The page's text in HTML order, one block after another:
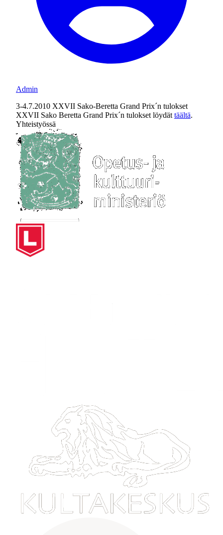
Admin
3-4.7.2010 XXVII Sako-Beretta Grand Prix´n tulokset
XXVII Sako Beretta Grand Prix´n tulokset löydät täältä.
Yhteistyössä